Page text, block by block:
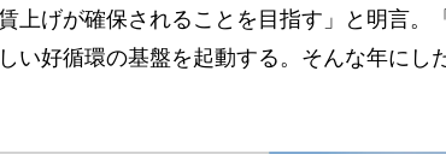
上げが確保されることを目指す」と明言。
い好循環の基盤を起動する。そんな年にし